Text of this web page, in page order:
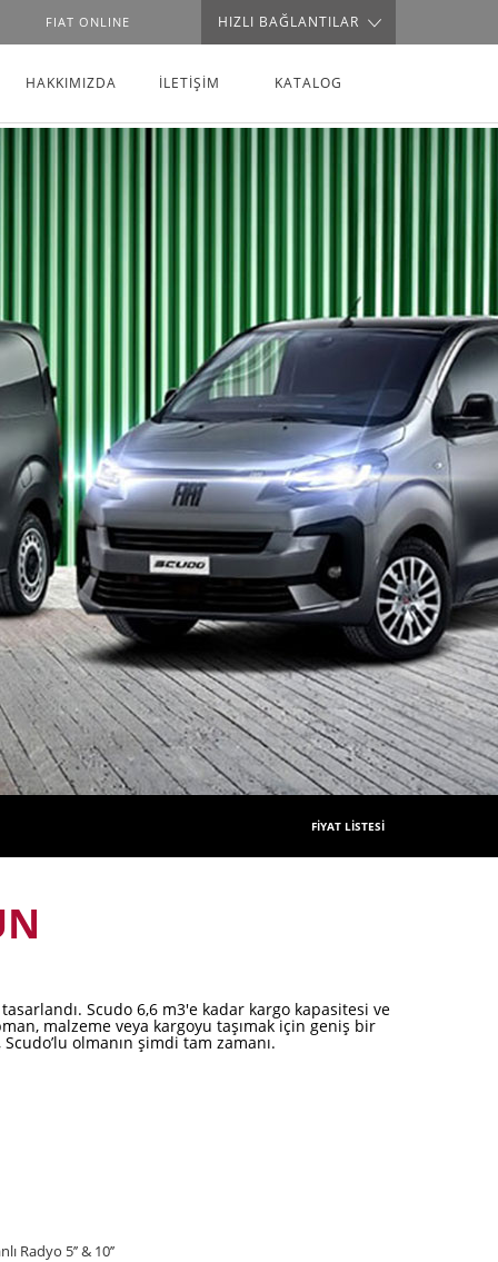
FIAT ONLINE HIZLI BAĞLANTILAR
HAKKIMIZDA İLETİŞİM KATALOG
FİYAT LİSTESİ
Scudo 6,6 m3'e kadar kargo kapasitesi ve
malzeme veya kargoyu taşımak için geniş bir
olmanın şimdi tam zamanı.
Radyo 5’’ & 10’’